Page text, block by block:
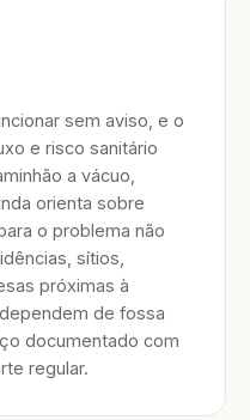
sem aviso, e o
e risco sanitário
a vácuo,
orienta sobre
o problema não
sítios,
próximas à
de fossa
documentado com
regular.